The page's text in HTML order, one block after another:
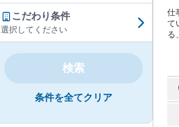
こだわり条件
選択してください
検索
条件を全てクリア
仕事内容: 毎日長時間の
ていませんか
る
創
利厚